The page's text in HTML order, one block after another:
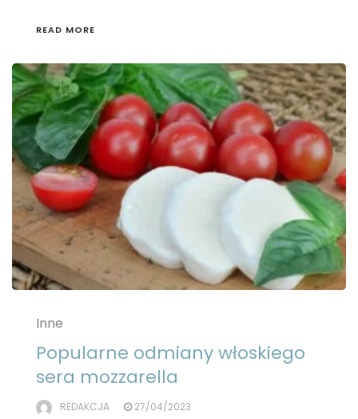
READ MORE
Inne
Popularne odmiany włoskiego
sera mozzarella
REDAKCJA 27/04/2023